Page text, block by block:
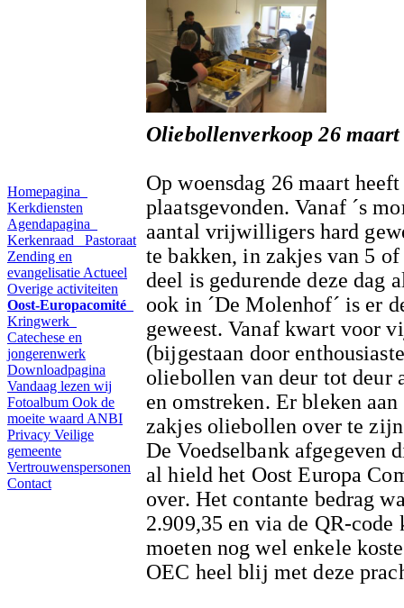
Homepagina
Kerkdiensten
Agendapagina
Kerkenraad
Pastoraat
Zending en
evangelisatie Actueel
Overige activiteiten
Oost-Europacomité
Kringwerk
Catechese en
jongerenwerk
Downloadpagina
Vandaag lezen wij
Fotoalbum Ook de
moeite waard ANBI
Privacy Veilige
gemeente
Vertrouwenspersonen
Contact
Oliebollenverkoop 26 maart
Op woensdag 26 maart
plaatsgevonden. Vanaf ´s
aantal vrijwilligers hard
te bakken, in zakjes van 5
deel is gedurende deze dag
ook in ´De Molenhof´ is er
geweest. Vanaf kwart voor
(bijgestaan door
oliebollen van deur tot deur
en omstreken. Er bleken
zakjes oliebollen over te
De Voedselbank afgegeven
al hield het Oost Europa
over. Het contante bedrag
2.909,35 en via de QR-
moeten nog wel enkele
OEC heel blij met deze